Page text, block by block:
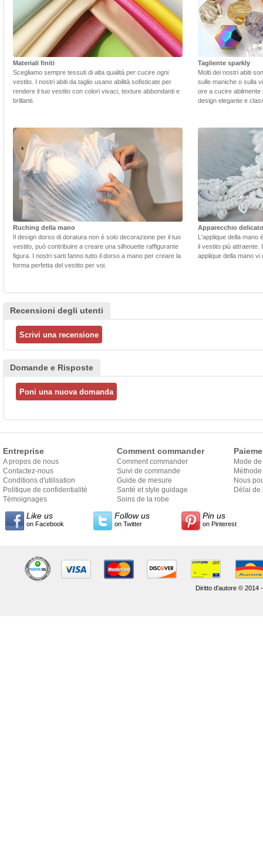
Materiali finiti
Scegliamo sempre tessuti di alta qualità per cucire ogni
vestito. I nostri abiti da taglio usano abilità sofisticate per
rendere il tuo vestito con colori vivaci, texture abbondanti e
brillanti.
Tagliente sparkly
Molti dei nostri abiti
sulle maniche o sulla
ore a cucire
design elegante e
Ruching della mano
Il design dorso di doratura non è solo decorazione per il tuo
vestito, può contribuire a creare una silhouette raffigurante
figura. I nostri sarti fanno tutto il dorso a mano per creare la
forma perfetta del vestito per voi.
Apparecchio delicato
L'applique della mano
il vestito più attraente.
applique della mano
Recensioni degli utenti
Domande e Risposte
Entreprise
A propos de nous
Contactez-nous
Conditions d'utilisation
Politique de confidentialité
Témoignages
Comment commander
Comment commander
Suivi de commande
Guide de mesure
Santé et style guidage
Soins de la robe
Mode
Nous
Délai de
Like us
on Facebook
Follow us
on Twitter
Pin us
on Pinterest
Diritto d'autore © 2014